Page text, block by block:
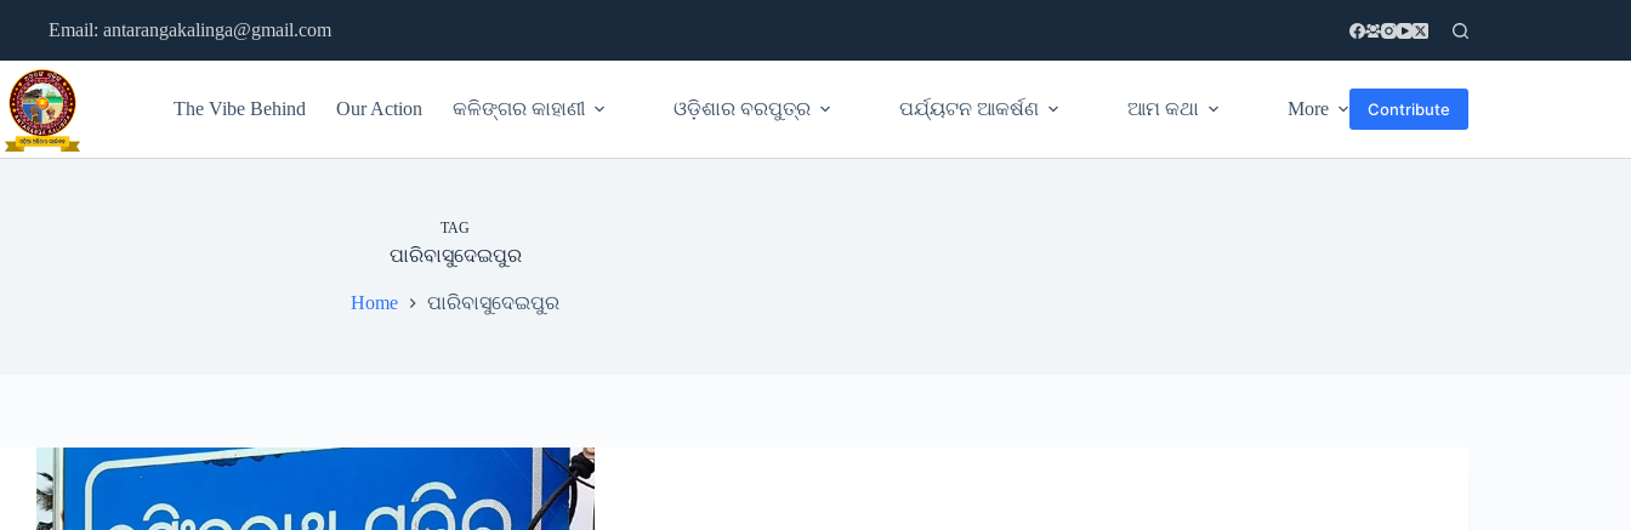
Email: antarangakalinga@gmail.com
The Vibe Behind Our Action କଳିଙ୍ଗର କାହାଣୀ ଓଡ଼ିଶାର ବରପୁତ୍ର ପର୍ଯ୍ୟଟନ ଆକର୍ଷଣ ଆମ କଥା More Contribute
TAG
ପାରିବାସୁଦେଇପୁର
Home ପାରିବାସୁଦେଇପୁର